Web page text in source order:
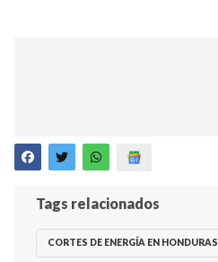
Tags relacionados
CORTES DE ENERGÍA EN HONDURAS